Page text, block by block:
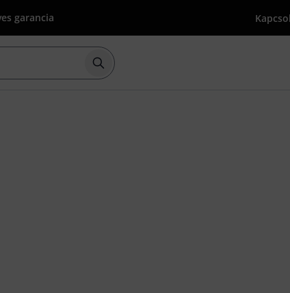
garancia
Keresés indítása {searchTerm}